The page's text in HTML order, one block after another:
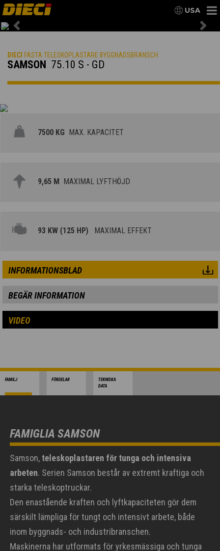
USA
Previous
DIECI FASTA TELESKOPLASTARE BYGGNADSBRANSCH
SAMSON 75.10 S - GD
7500 KG MAX. KAPACITET
9,65 M MAXIMAL LYFTHÖJD
93 KW (125 HP) MAXIMAL EFFEKT
INFORMATIONSBLAD
BEGÄR INFORMATION
VIDEO
FAMILJ FÖRDELAR
TEKNISKA
DATA
FAMIGLIA SAMSON
Samson, teleskoplastaren för tunga och intensiva
arbeten. Serien Samson består av extremt kraftiga och
starka teleskoptruckar.
Den enastående kraften och lyftkapaciteten gör dem
särskilt lämpliga för tungt och intensivt arbete, både
inom byggnads- och industribranschen.
Maskinerna har utformats för yrkesmässiga och tunga